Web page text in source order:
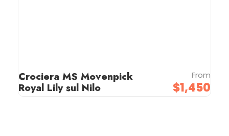
Crociera MS Movenpick
Royal Lily sul Nilo
From
$1,450